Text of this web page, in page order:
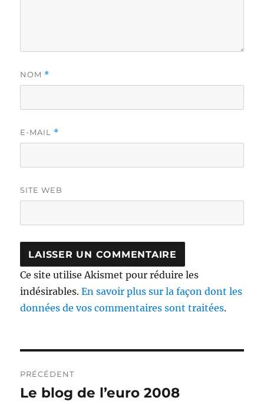
NOM *
E-MAIL *
SITE WEB
Ce site utilise Akismet pour réduire les
indésirables.En savoir plus sur la façon dont les
données de vos commentaires sont traitées.
de
PRÉCÉDENT
Publication
Le blog de l’euro 2008